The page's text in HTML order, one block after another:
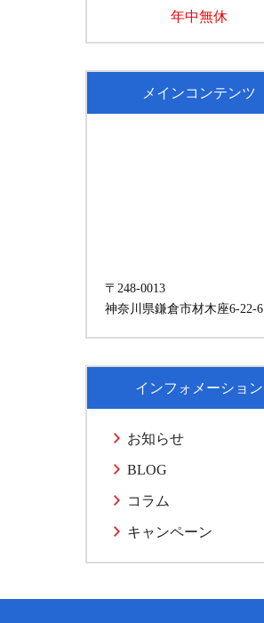
年中無休
メインコンテンツ
〒248-0013
神奈川県鎌倉市材木座6-22-6
インフォメーション
お知らせ
BLOG
コラム
キャンペーン